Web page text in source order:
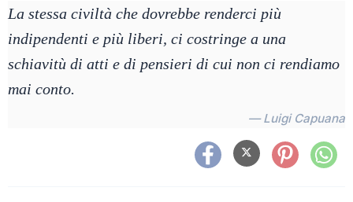
La stessa civiltà che dovrebbe renderci più
indipendenti e più liberi, ci costringe a una
schiavitù di atti e di pensieri di cui non ci rendiamo
mai conto.
— Luigi Capuana